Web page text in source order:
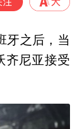
牙之后，当
齐尼亚接受